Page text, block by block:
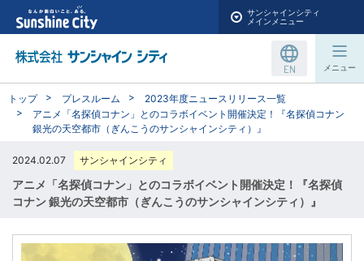
サンシャインシティ
メインメニュー
EN メニュー
トップ プレスルーム
2023年度ニュースリリース一覧
アニメ「名探偵コナン」とのコラボイベント開催決定！『名探偵コナン
銀光の天空都市（ぎんこうのサンシャインシティ）』
2024.02.07 サンシャインシティ
アニメ「名探偵コナン」とのコラボイベント開催決定！『名探偵
コナン 銀光の天空都市（ぎんこうのサンシャインシティ）』